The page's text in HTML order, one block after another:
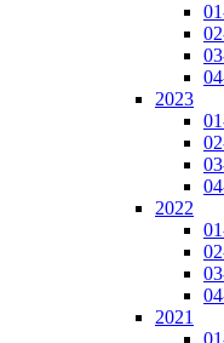
2023
2022
2021